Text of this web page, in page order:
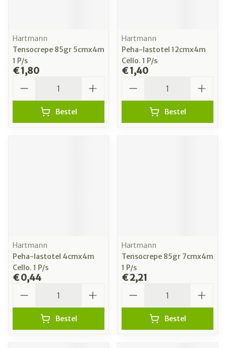
Hartmann
Tensocrepe 85gr 5cmx4m
1 P/s
€ 1,80
Bestel
Hartmann
Peha-lastotel 12cmx4m
Cello. 1 P/s
€ 1,40
Bestel
Hartmann
Peha-lastotel 4cmx4m
Cello. 1 P/s
€ 0,44
Bestel
Hartmann
Tensocrepe 85gr 7cmx4m
1 P/s
€ 2,21
Bestel